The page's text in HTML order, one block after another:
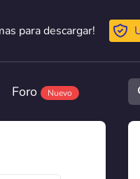
para descargar!
para descargar!
Foro Nuevo